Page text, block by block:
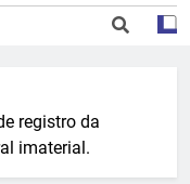
E
Do
De
registro da
imaterial.